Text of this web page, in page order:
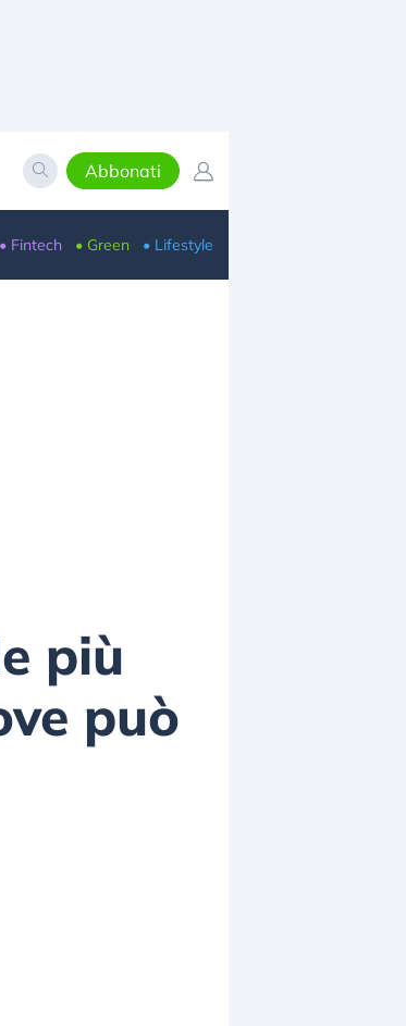
Abbonati
• Fintech • Green • Lifestyle
più
può